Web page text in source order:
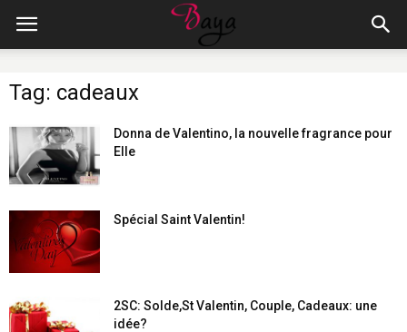
Tag: cadeaux
Donna de Valentino, la nouvelle fragrance pour
Elle
Spécial Saint Valentin!
2SC: Solde,St Valentin, Couple, Cadeaux: une
idée?